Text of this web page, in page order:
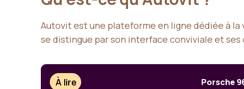
Autovit est une plateforme en ligne dédiée à la
se distingue par son interface conviviale et ses
À lire Porsche